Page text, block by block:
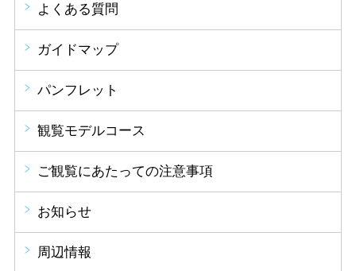
よくある質問
ガイドマップ
パンフレット
観覧モデルコース
ご観覧にあたっての注意事項
お知らせ
周辺情報